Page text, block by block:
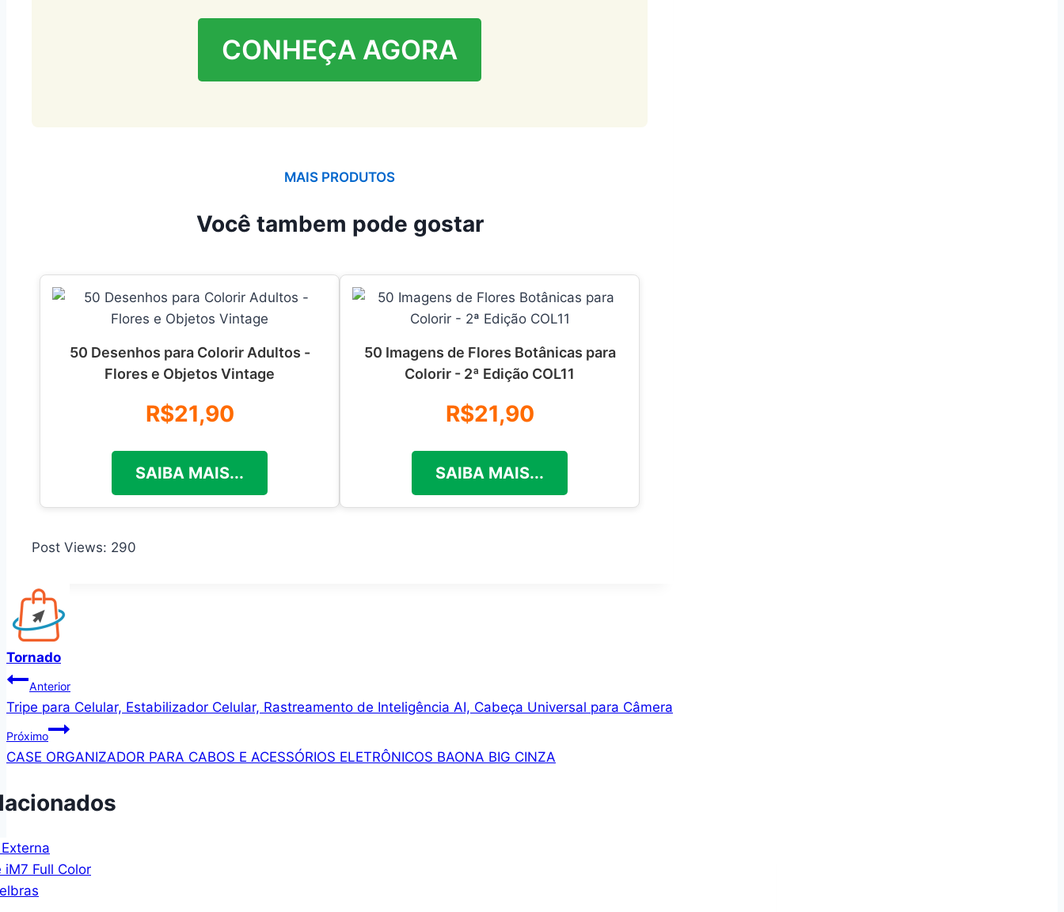
CONHEÇA AGORA
MAIS PRODUTOS
Você tambem pode gostar
50 Desenhos para Colorir Adultos -
Flores e Objetos Vintage
R$21,90
SAIBA MAIS...
50 Imagens de Flores Botânicas para
Colorir - 2ª Edição COL11
R$21,90
SAIBA MAIS...
Post Views: 290
Tornado
Navegação
de
Post
Anterior
Tripe para Celular, Estabilizador Celular, Rastreamento de Inteligência AI, Cabeça Universal para Câmera
Próximo
CASE ORGANIZADOR PARA CABOS E ACESSÓRIOS ELETRÔNICOS BAONA BIG CINZA